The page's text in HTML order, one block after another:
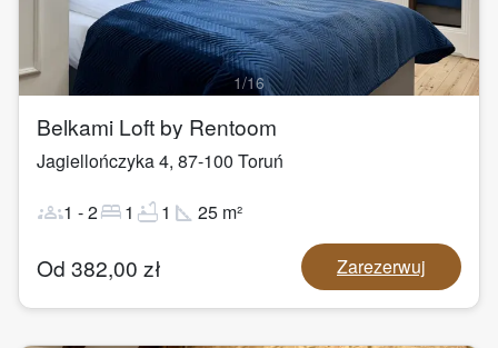
1/16
Belkami Loft by Rentoom
Jagiellończyka 4, 87-100 Toruń
groups1 -2bed1 bathtub1 square_foot 25 m²
Od 382,00 zł Zarezerwuj